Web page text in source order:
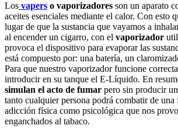
Los vapers o vaporizadores son un aparato
aceites esenciales mediante el calor. Con esto
lugar de que la sustancia que vayamos a
al encender un cigarro, con el vaporizador
provoca el dispositivo para evaporar las
está compuesto por: una batería, un
Para que nuestro vaporizador funcione
introducir en su tanque el E-Líquido. En
simulan el acto de fumar pero sin producir
tanto cualquier persona podrá combatir de
adicción física como psicológica que nos
enganchados al tabaco.